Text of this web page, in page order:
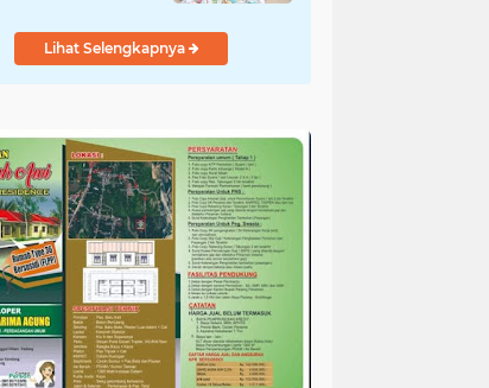
Korban Banjir di
Lihat Selengkapnya